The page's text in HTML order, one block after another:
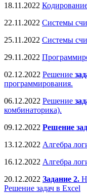
18.11.2022
22.11.2022 Системы
25.11.2022 Системы
29.11.2022
02.12.2022 Решение
программирования.
06.12.2022 Решение
комбинаторика).
09.12.2022 Решение
13.12.2022 Алгебра
16.12.2022 Алгебра
20.12.2022 Задание 2.
Решение задач в Excel